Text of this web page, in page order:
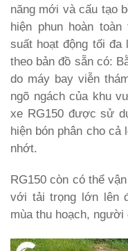
năng mới và cấu tạo
hiện phun hoàn
suất hoạt động tối đa
theo bản đồ sẵn có:
do máy bay viễn
ngõ ngách của khu
xe RG150 được sử
hiện bón phân cho
nhớt.
RG150 còn có thể
với tải trọng lớn lên
mùa thu hoạch,